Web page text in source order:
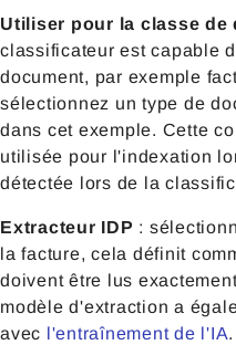
Utiliser pour la classe de
classificateur est capable
document, par exemple
sélectionnez un type de
dans cet exemple. Cette
utilisée pour l'indexation
détectée lors de la
Extracteur IDP :
la facture, cela définit
doivent être lus
modèle d'extraction a
avec l'entraînement de l'IA.